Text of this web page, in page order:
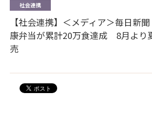
社会連携
【社会連携】＜メディア＞毎日新
康弁当が累計20万食達成 8月より
売